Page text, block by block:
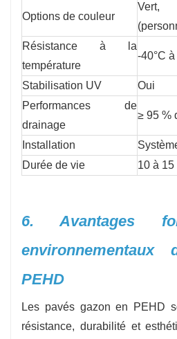
Options de couleur
Résistance à la
température
-40°C à
Stabilisation UV
Oui
Performances de
drainage
≥ 95 %
Installation
Durée de vie
10 à
6. Avantages
PEHD
Les pavés gazon en PEHD
résistance, durabilité et